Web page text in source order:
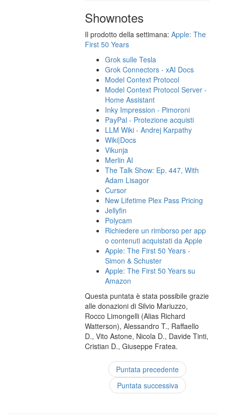
Shownotes
Il prodotto della settimana:Apple: The
First 50 Years
Grok sulle Tesla
Grok Connectors - xAI Docs
Model Context Protocol
Model Context Protocol Server -
Home Assistant
Inky Impression - Pimoroni
PayPal - Protezione acquisti
LLM Wiki - Andrej Karpathy
Wiki|Docs
Vikunja
Merlin AI
The Talk Show: Ep. 447, With
Adam Lisagor
Cursor
New Lifetime Plex Pass Pricing
Jellyfin
Polycam
Richiedere un rimborso per app
o contenuti acquistati da Apple
Apple: The First 50 Years -
Simon & Schuster
Apple: The First 50 Years su
Amazon
Questa puntata è stata possibile grazie
alle donazioni di Silvio Mariuzzo,
Rocco Limongelli (Alias Richard
Watterson), Alessandro T., Raffaello
D., Vito Astone, Nicola D., Davide Tinti,
Cristian D., Giuseppe Fratea.
Puntata precedente
Puntata successiva